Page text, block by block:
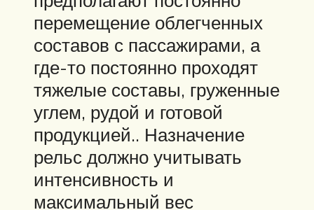
перемещение облегченных
составов с пассажирами, а
где-то постоянно проходят
тяжелые составы, груженные
углем, рудой и готовой
продукцией.. Назначение
рельс должно учитывать
интенсивность и
максимальный вес